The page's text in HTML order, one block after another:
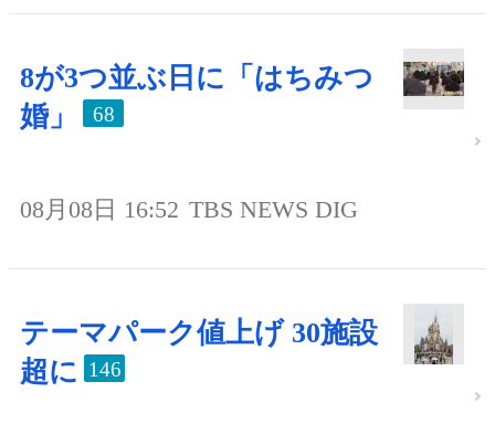
8が3つ並ぶ日に「はちみつ
婚」
68
08月08日 16:52 TBS NEWS DIG
テーマパーク値上げ 30施設
超に 146